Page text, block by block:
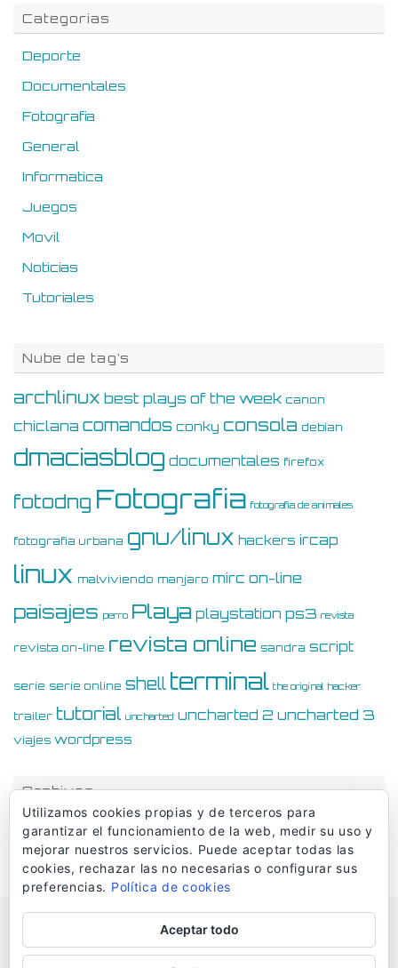
Categorias
Deporte
Documentales
Fotografia
General
Informatica
Juegos
Movil
Noticias
Tutoriales
Nube de tag’s
archlinux best plays of the week canon
chiclana comandos conky consola debian
dmaciasblog documentales firefox
fotodng Fotografia fotografia de animales
fotografia urbana gnu/linux hackers ircap
linux malviviendo manjaro mirc on-line
paisajes perro Playa playstation ps3 revista
revista on-line revista online sandra script
serie serie online shell terminal the original hacker
trailer tutorial uncharted uncharted 2 uncharted 3
viajes wordpress
Archivos
Archivos
© Dmaciasblog 2006-2026
Utilizamos cookies propias y de terceros para
garantizar el funcionamiento de la web, medir su uso y
mejorar nuestros servicios. Puede aceptar todas las
cookies, rechazar las no necesarias o configurar sus
preferencias. Política de cookies
Aceptar todo